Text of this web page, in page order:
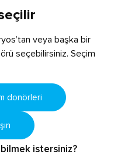
veya başka bir
seçebilirsiniz. Seçim
donörleri
bilmek istersiniz?